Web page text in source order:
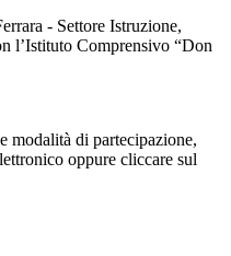
- Settore Istruzione,
l’Istituto Comprensivo “Don
modalità di partecipazione,
oppure cliccare sul